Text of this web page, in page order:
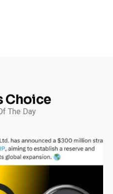
Choice
The Day